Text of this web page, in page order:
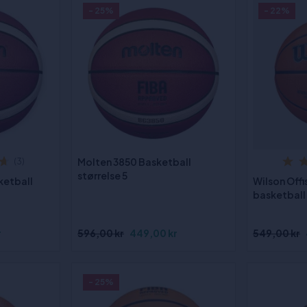
Molten 3850 Basketball
størrelse 5
596,00 kr 449,00 kr
Wilson
basketball
549,00 kr